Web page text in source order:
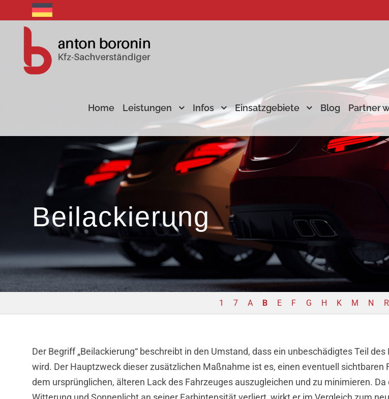
Home Leistungen Infos Einsatzgebiete Blog Partner
Beilackierung
1 7 A B E F G H K M N R
Der Begriff „Beilackierung“ beschreibt in den Umstand, dass ein unbeschädigtes Teil
wird. Der Hauptzweck dieser zusätzlichen Maßnahme ist es, einen eventuell
dem ursprünglichen, älteren Lack des Fahrzeuges auszugleichen und zu minimieren.